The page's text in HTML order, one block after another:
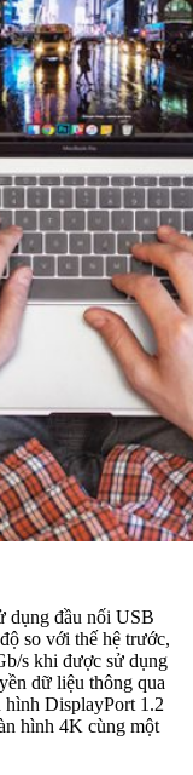
dụng đầu nối USB
so với thế hệ trước,
s khi được sử dụng
dữ liệu thông qua
DisplayPort 1.2
hình 4K cùng một